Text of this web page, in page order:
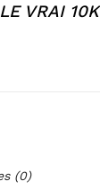
VRAI
(0)